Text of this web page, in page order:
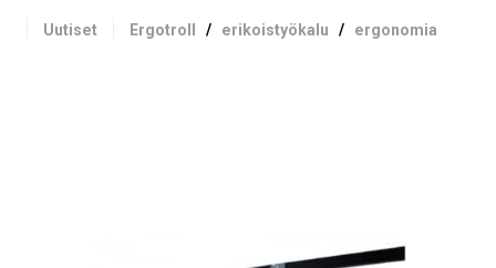
Uutiset Ergotroll / erikoistyökalu / ergonomia